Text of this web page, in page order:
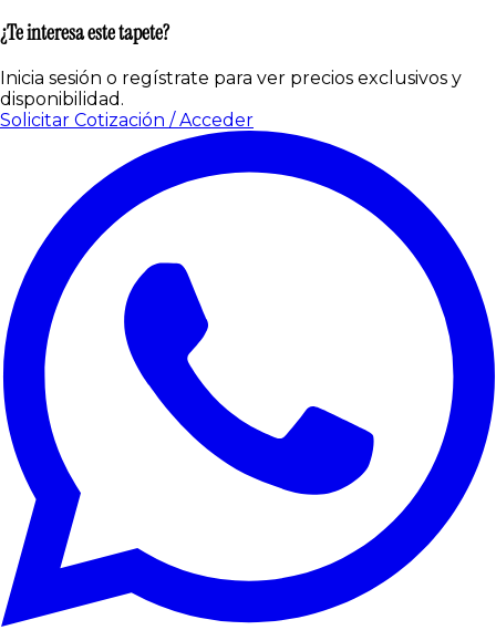
¿Te interesa este tapete?
Inicia sesión o regístrate para ver precios exclusivos y
disponibilidad.
Solicitar Cotización / Acceder